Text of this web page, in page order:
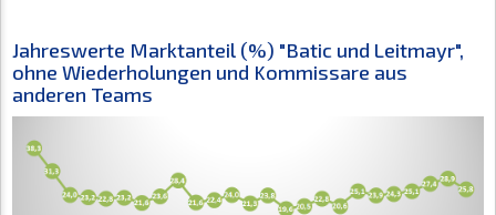
Jahreswerte Marktanteil (%) "Batic und Leitmayr",
ohne Wiederholungen und Kommissare aus
anderen Teams